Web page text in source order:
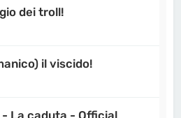
dei troll!
il viscido!
- La caduta - Official